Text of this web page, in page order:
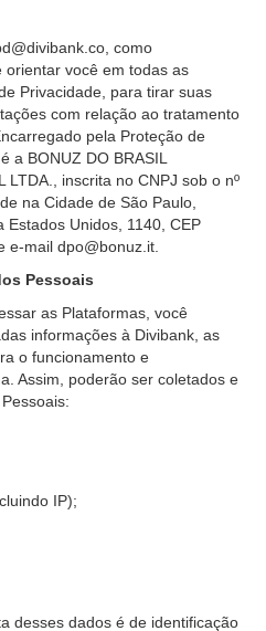
como
você em todas as
Privacidade, para tirar suas
com relação ao tratamento
pela Proteção de
a BONUZ DO BRASIL
LTDA., inscrita no CNPJ sob o nº
na Cidade de São Paulo,
Estados Unidos, 1140, CEP
e-mail dpo@bonuz.it.
Pessoais
as Plataformas, você
informações à Divibank, as
o funcionamento e
Assim, poderão ser coletados e
IP);
desses dados é de identificação